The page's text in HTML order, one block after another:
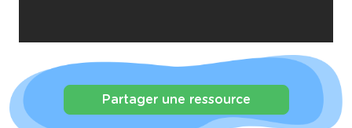
Partager une ressource